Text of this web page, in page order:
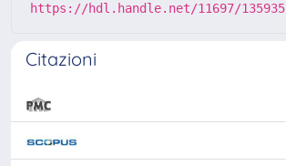
https://hdl.handle.net/11697/135935
Citazioni